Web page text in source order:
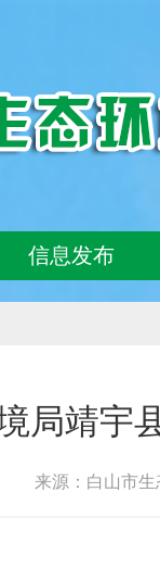
信息发布
局靖宇
来源：白山市